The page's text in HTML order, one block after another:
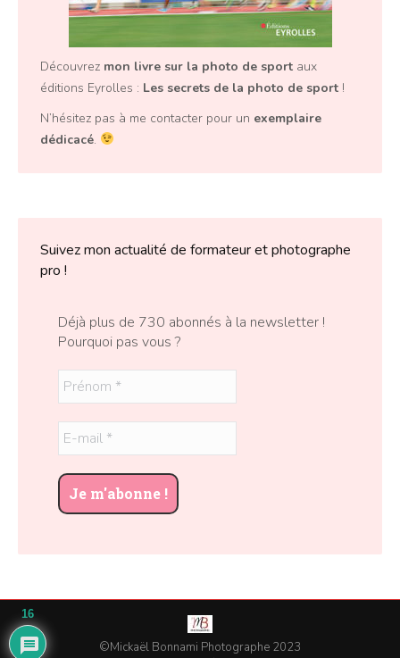
Découvrez mon livre sur la photo de sport aux
éditions Eyrolles : Les secrets de la photo de sport !
N’hésitez pas à me contacter pour un exemplaire
dédicacé.
Suivez mon actualité de formateur et photographe
pro !
Déjà plus de 730 abonnés à la newsletter !
Pourquoi pas vous ?
©Mickaël Bonnami Photographe 2023
16